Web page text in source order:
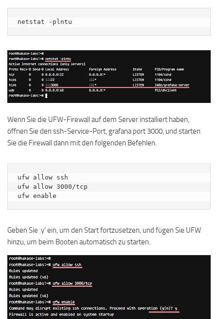
netstat -plntu
Wenn Sie die UFW-Firewall auf dem Server installiert haben,
öffnen Sie den ssh-Service-Port, grafana port 3000, und starten
Sie die Firewall dann mit den folgenden Befehlen.
ufw allow ssh
ufw allow 3000/tcp
ufw enable
Geben Sie ‚y‘ ein, um den Start fortzusetzen, und fügen Sie UFW
hinzu, um beim Booten automatisch zu starten.